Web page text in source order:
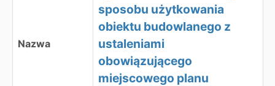
Nazwa
sposobu użytkowania
obiektu budowlanego z
ustaleniami
obowiązującego
miejscowego planu